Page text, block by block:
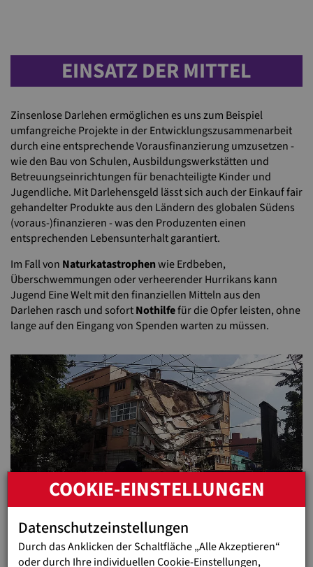
EINSATZ DER MITTEL
Zinsenlose Darlehen ermöglichen es uns zum Beispiel
umfangreiche Projekte in der Entwicklungszusammenarbeit
durch eine entsprechende Vorausfinanzierung umzusetzen -
wie den Bau von Schulen, Ausbildungswerkstätten und
Betreuungseinrichtungen für benachteiligte Kinder und
Jugendliche. Mit Darlehensgeld lässt sich auch der Einkauf fair
gehandelter Produkte aus den Ländern des globalen Südens
(voraus-)finanzieren - was den Produzenten einen
entsprechenden Lebensunterhalt garantiert.
Im Fall von Naturkatastrophenwie Erdbeben,
Überschwemmungen oder verheerender Hurrikans kann
Jugend Eine Welt mit den finanziellen Mitteln aus den
Darlehen rasch und sofortNothilfefür die Opfer leisten, ohne
lange auf den Eingang von Spenden warten zu müssen.
COOKIE-EINSTELLUNGEN
Datenschutzeinstellungen
Durch das Anklicken der Schaltfläche „Alle Akzeptieren“
oder durch Ihre individuellen Cookie-Einstellungen,